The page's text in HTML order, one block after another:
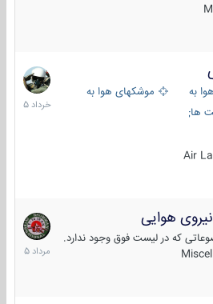
هوا
موشکهای هوا به سطح
هوایی
Air
30
خرداد
1405
هوایی
که در لیست فوق وجود ندارد.
7
مرداد
1405